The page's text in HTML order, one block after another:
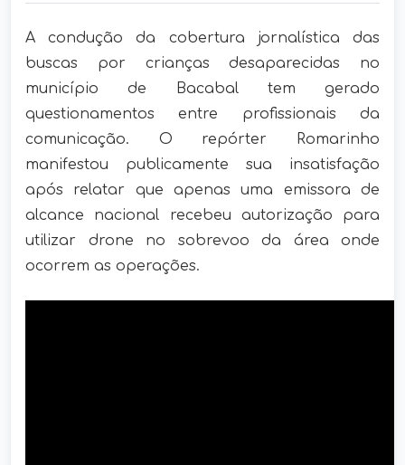
A condução da cobertura jornalística das
buscas por crianças desaparecidas no
município de Bacabal tem gerado
questionamentos entre profissionais da
comunicação. O repórter Romarinho
manifestou publicamente sua insatisfação
após relatar que apenas uma emissora de
alcance nacional recebeu autorização para
utilizar drone no sobrevoo da área onde
ocorrem as operações.